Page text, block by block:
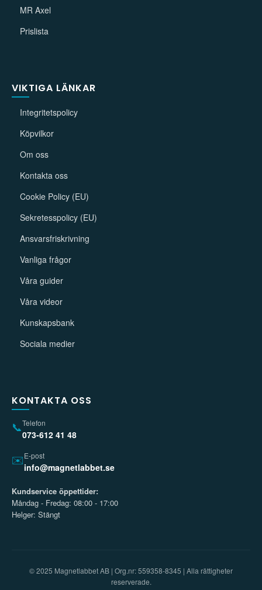
MR Axel
Prislista
VIKTIGA LÄNKAR
Integritetspolicy
Köpvilkor
Om oss
Kontakta oss
Cookie Policy (EU)
Sekretesspolicy (EU)
Ansvarsfriskrivning
Vanliga frågor
Våra guider
Våra videor
Kunskapsbank
Sociala medier
KONTAKTA OSS
📞Telefon
073-612 41 48
✉️E-post
info@magnetlabbet.se
Kundservice öppettider:
Måndag - Fredag: 08:00 - 17:00
Helger: Stängt
© 2025 Magnetlabbet AB | Org.nr: 559358-8345 | Alla rättigheter
reserverade.